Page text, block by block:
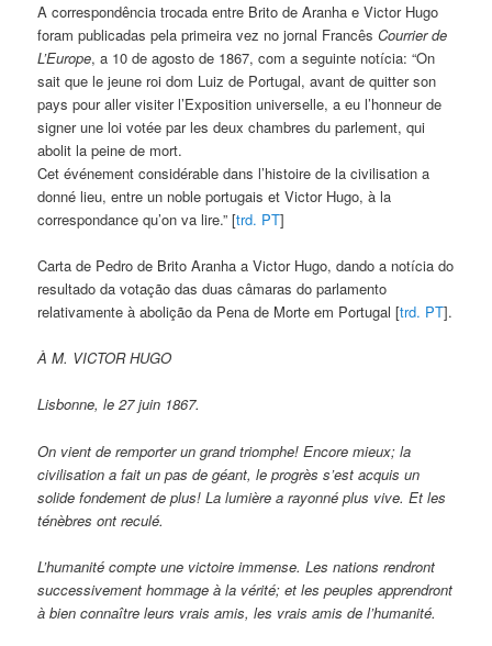
A correspondência trocada entre Brito de Aranha e Victor Hugo
foram publicadas pela primeira vez no jornal FrancêsCourrier de
L’Europe, a 10 de agosto de 1867, com a seguinte notícia: “On
sait que le jeune roi dom Luiz de Portugal, avant de quitter son
pays pour aller visiter l’Exposition universelle, a eu l’honneur de
signer une loi votée par les deux chambres du parlement, qui
abolit la peine de mort.
Cet événement considérable dans l’histoire de la civilisation a
donné lieu, entre un noble portugais et Victor Hugo, à la
correspondance qu’on va lire.” [trd. PT]
Carta de Pedro de Brito Aranha a Victor Hugo, dando a notícia do
resultado da votação das duas câmaras do parlamento
relativamente à abolição da Pena de Morte em Portugal [trd. PT].
À M. VICTOR HUGO
Lisbonne, le 27 juin 1867.
On vient de remporter un grand triomphe! Encore mieux; la
civilisation a fait un pas de géant, le progrès s’est acquis un
solide fondement de plus! La lumière a rayonné plus vive. Et les
ténèbres ont reculé.
L’humanité compte une victoire immense. Les nations rendront
successivement hommage à la vérité; et les peuples apprendront
à bien connaître leurs vrais amis, les vrais amis de l’humanité.